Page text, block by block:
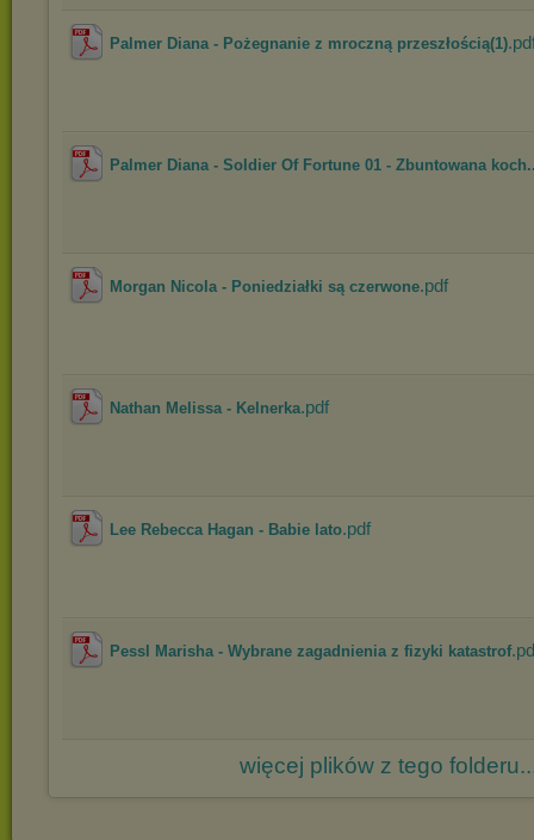
Palmer Diana - Pożegnanie z mroczną przeszłością(1)
Palmer Diana - Soldier Of Fortune 01 - Zbuntowana
Morgan Nicola - Poniedziałki są czerwone.pdf
Nathan Melissa - Kelnerka.pdf
Lee Rebecca Hagan - Babie lato.pdf
Pessl Marisha - Wybrane zagadnienia z fizyki katastrof
więcej plików z tego